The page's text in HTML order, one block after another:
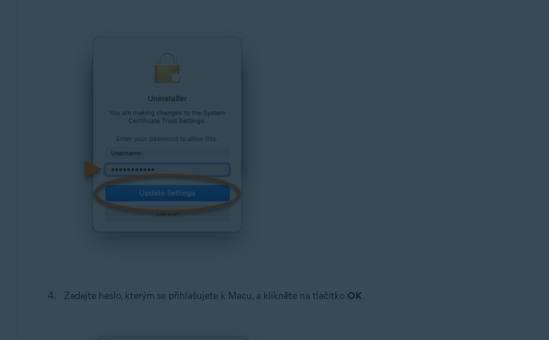
Zadejte heslo, kterým se přihlašujete k Macu, a klikněte na tlačítko OK.